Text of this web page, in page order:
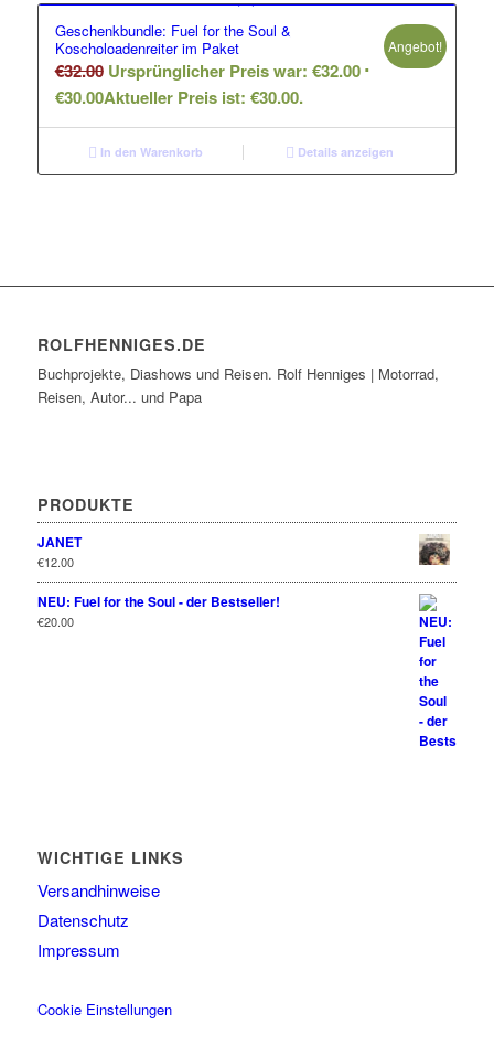
Geschenkbundle: Fuel for the Soul &
Koscholoadenreiter im Paket
€32.00 Ursprünglicher Preis war: €32.00
€30.00Aktueller Preis ist: €30.00.
Angebot!
In den Warenkorb Details anzeigen
ROLFHENNIGES.DE
Buchprojekte, Diashows und Reisen. Rolf Henniges | Motorrad,
Reisen, Autor... und Papa
PRODUKTE
JANET
€12.00
NEU: Fuel for the Soul - der Bestseller!
€20.00
WICHTIGE LINKS
Versandhinweise
Datenschutz
Impressum
Cookie Einstellungen